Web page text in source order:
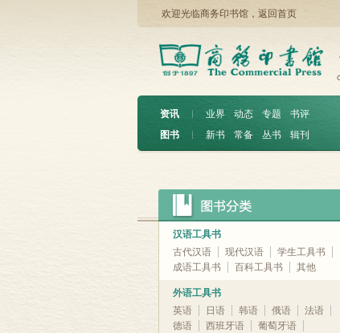
欢迎光临商务印书馆， 返回首页
资讯 ︱ 业界 动态 专题
书评
图书
︱ 新书 常备 丛书 辑刊
汉语工具书
古代汉语
现代汉语
学生工具书
成语工具书
百科工具书 其他
外语工具书
英语
日语 韩语 俄语
法语
德语
西班牙语
葡萄牙语